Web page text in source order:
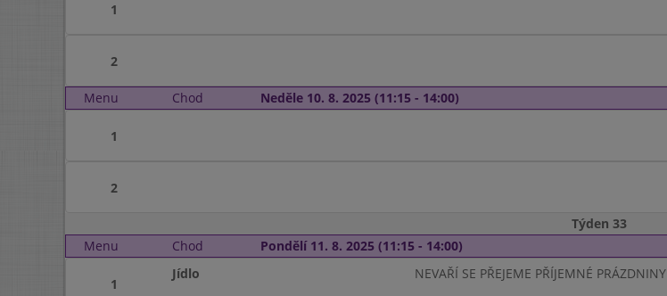
1
2
Menu Chod Neděle 10. 8. 2025 (11:15 - 14:00)
1
2
Týden 33
Menu
Chod Pondělí 11. 8. 2025 (11:15 - 14:00)
1
Jídlo NEVAŘÍ SE PŘEJEME PŘÍJEMNÉ PRÁZDNINY